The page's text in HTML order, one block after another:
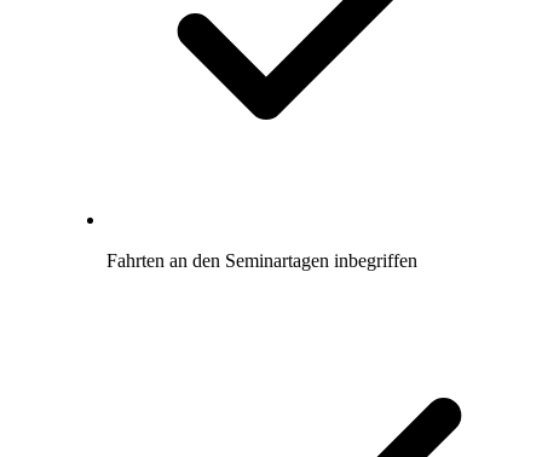
Fahrten an den Seminartagen inbegriffen